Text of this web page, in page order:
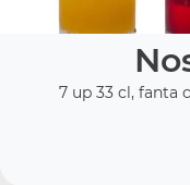
7 up 33 cl, fanta